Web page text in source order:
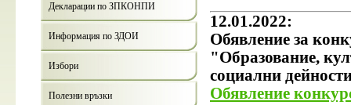
Декларации по ЗПКОНПИ
Информация по ЗДОИ
Избори
Полезни връзки
12.01.2022:
Обявление за
"Образование,
социални
Обявление